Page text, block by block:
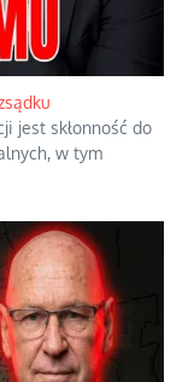
wspólnocie.